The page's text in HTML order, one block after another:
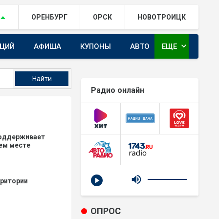
ОРЕНБУРГ ОРСК НОВОТРОИЦК
АФИША КУПОНЫ АВТО ЕЩЕ expand_more
месте
Радио онлайн
ОПРОС